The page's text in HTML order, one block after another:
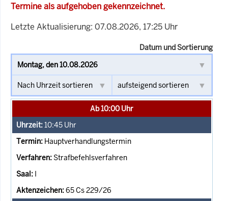
Termine als aufgehoben gekennzeichnet.
Letzte Aktualisierung: 07.08.2026, 17:25 Uhr
Datum und Sortierung
Ab 10:00 Uhr
10:45 Uhr
Hauptverhandlungstermin
Strafbefehlsverfahren
I
65 Cs 229/26